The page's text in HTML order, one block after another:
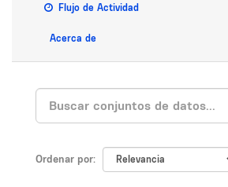
Flujo de Actividad
Acerca de
Ordenar por